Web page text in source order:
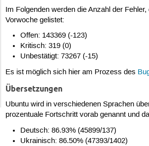
Im Folgenden werden die Anzahl der
Vorwoche gelistet:
Offen: 143369 (-123)
Kritisch: 319 (0)
Unbestätigt: 73267 (-15)
Es ist möglich sich hier am Prozess des
Übersetzungen
Ubuntu wird in verschiedenen Sprachen
prozentuale Fortschritt vorab genannt und
Deutsch: 86.93% (45899/137)
Ukrainisch: 86.50% (47393/1402)